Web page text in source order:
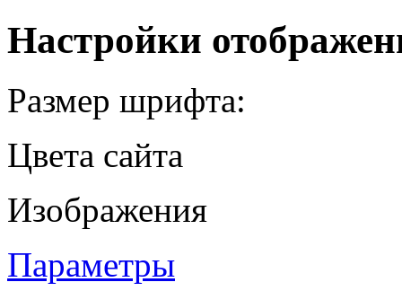
Настройки
Размер шрифта:
Цвета сайта
Изображения
Параметры